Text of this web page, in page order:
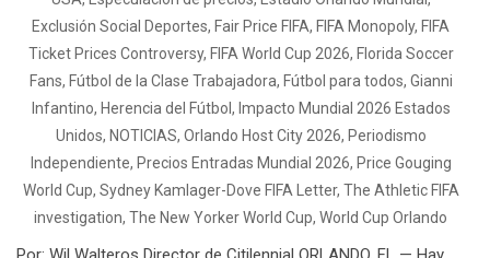
Exclusión Social Deportes, Fair Price FIFA, FIFA Monopoly, FIFA
Ticket Prices Controversy, FIFA World Cup 2026, Florida Soccer
Fans, Fútbol de la Clase Trabajadora, Fútbol para todos, Gianni
Infantino, Herencia del Fútbol, Impacto Mundial 2026 Estados
Unidos, NOTICIAS, Orlando Host City 2026, Periodismo
Independiente, Precios Entradas Mundial 2026, Price Gouging
World Cup, Sydney Kamlager-Dove FIFA Letter, The Athletic FIFA
investigation, The New Yorker World Cup, World Cup Orlando